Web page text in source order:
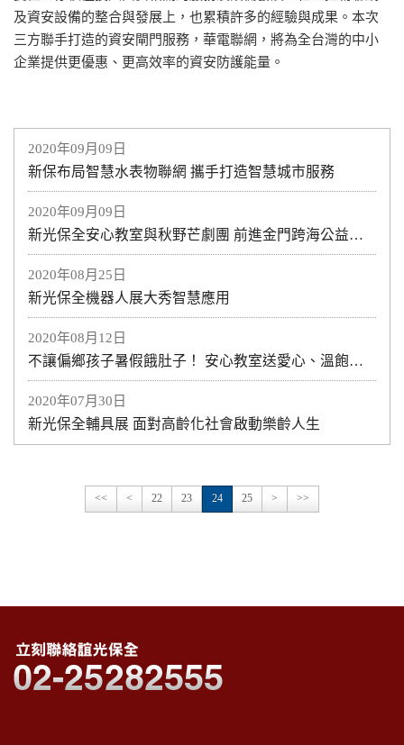
2020年09月09日
新保布局智慧水表物聯網 攜手打造智慧城市服務
2020年09月09日
新光保全安心教室與秋野芒劇團 前進金門跨海公益演出
2020年08月25日
新光保全機器人展大秀智慧應用
2020年08月12日
不讓偏鄉孩子暑假餓肚子！ 安心教室送愛心、溫飽到偏鄉
2020年07月30日
新光保全輔具展 面對高齡化社會啟動樂齡人生
<< < 22 23 24 25 > >>
及資安設備的整合與發展上，也累積許多的經驗與成果。本次
三方聯手打造的資安閘門服務，華電聯網，將為全台灣的中小
企業提供更優惠、更高效率的資安防護能量。